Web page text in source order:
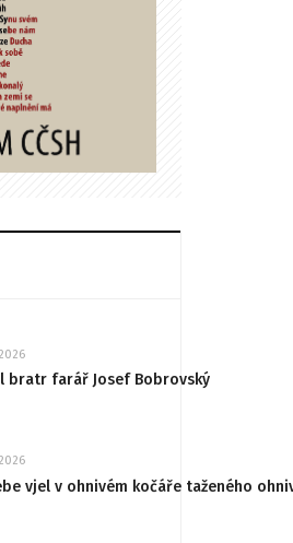
bratr farář Josef Bobrovský
vjel v ohnivém kočáře taženého